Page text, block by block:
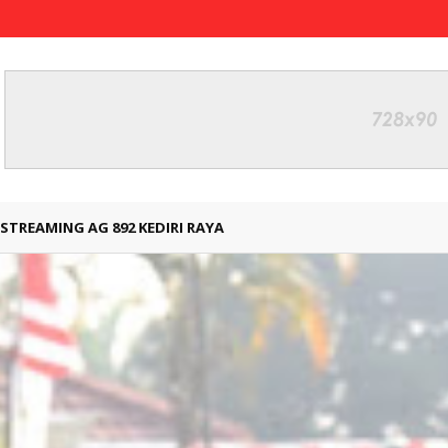
STREAMING AG 892 KEDIRI RAYA